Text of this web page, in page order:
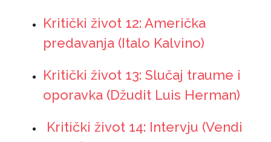
Kritički život 12: Američka
predavanja (Italo Kalvino)
Kritički život 13: Slučaj traume i
oporavka (Džudit Luis Herman)
Kritički život 14: Intervju (Vendi